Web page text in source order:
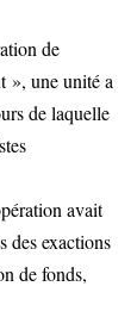
de
», une unité a
de laquelle
avait
des exactions
de fonds,